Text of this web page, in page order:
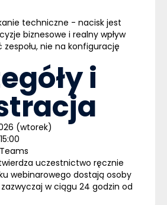
techniczne - nacisk jest
biznesowe i realny wpływ
nie na konfigurację
i
(wtorek)
uczestnictwo ręcznie
webinarowego dostają osoby
w ciągu 24 godzin od